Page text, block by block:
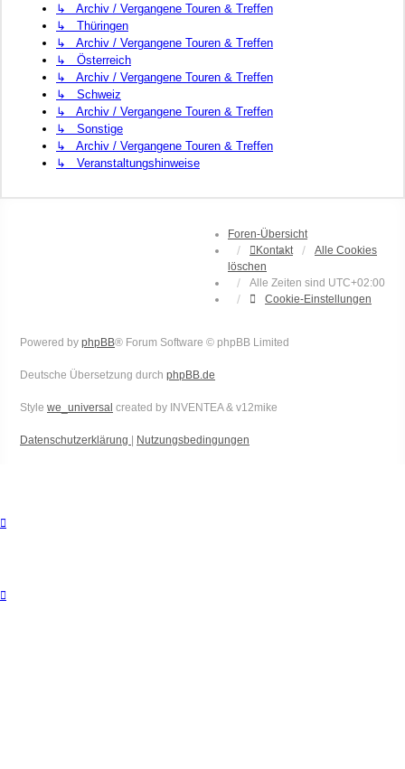
↳ Archiv / Vergangene Touren & Treffen
↳ Thüringen
↳ Archiv / Vergangene Touren & Treffen
↳ Österreich
↳ Archiv / Vergangene Touren & Treffen
↳ Schweiz
↳ Archiv / Vergangene Touren & Treffen
↳ Sonstige
↳ Archiv / Vergangene Touren & Treffen
↳ Veranstaltungshinweise
Foren-Übersicht
Kontakt
Alle Cookies
löschen
Alle Zeiten sind UTC+02:00
Cookie-Einstellungen
Powered by phpBB® Forum Software © phpBB Limited
Deutsche Übersetzung durch phpBB.de
Style we_universal created by INVENTEA & v12mike
Datenschutzerklärung Nutzungsbedingungen